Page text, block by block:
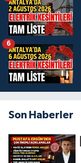
6
Son Haberler